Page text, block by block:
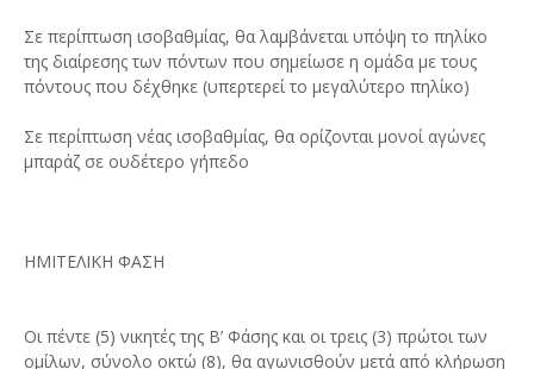
Σε περίπτωση ισοβαθμίας, θα λαμβάνεται υπόψη το πηλίκο
της διαίρεσης των πόντων που σημείωσε η ομάδα με τους
πόντους που δέχθηκε (υπερτερεί το μεγαλύτερο πηλίκο)
Σε περίπτωση νέας ισοβαθμίας, θα ορίζονται μονοί αγώνες
μπαράζ σε ουδέτερο γήπεδο
ΗΜΙΤΕΛΙΚΗ ΦΑΣΗ
Οι πέντε (5) νικητές της Β’ Φάσης και οι τρεις (3) πρώτοι των
ομίλων, σύνολο οκτώ (8), θα αγωνισθούν μετά από κλήρωση